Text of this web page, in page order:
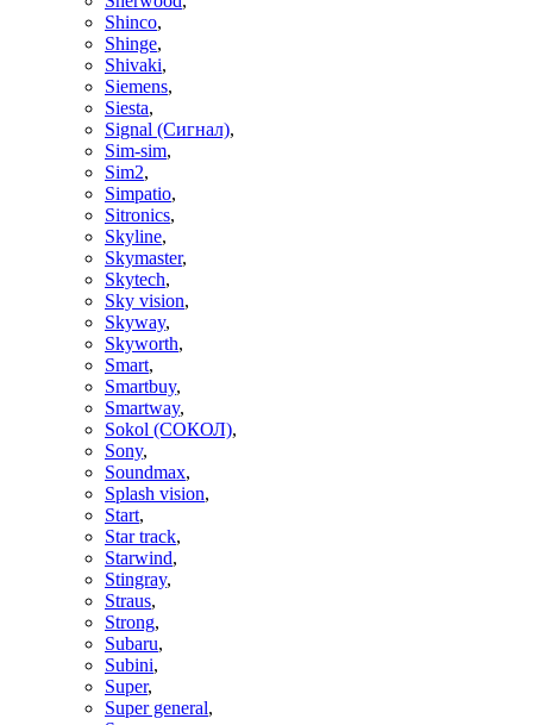
Shinco,
Shinge,
Shivaki,
Siemens,
Siesta,
Signal (Сигнал),
Sim-sim,
Sim2,
Simpatio,
Sitronics,
Skyline,
Skymaster,
Skytech,
Sky vision,
Skyway,
Skyworth,
Smart,
Smartbuy,
Smartway,
Sokol (СОКОЛ),
Sony,
Soundmax,
Splash vision,
Start,
Star track,
Starwind,
Stingray,
Straus,
Strong,
Subaru,
Subini,
Super,
Super general,